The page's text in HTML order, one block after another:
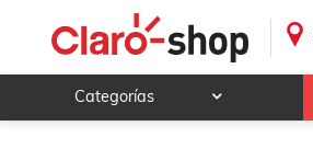
Categorías
Reloj de pared Bulova C4828